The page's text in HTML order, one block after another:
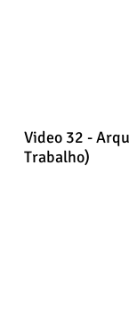
Video 32 -
Trabalho)